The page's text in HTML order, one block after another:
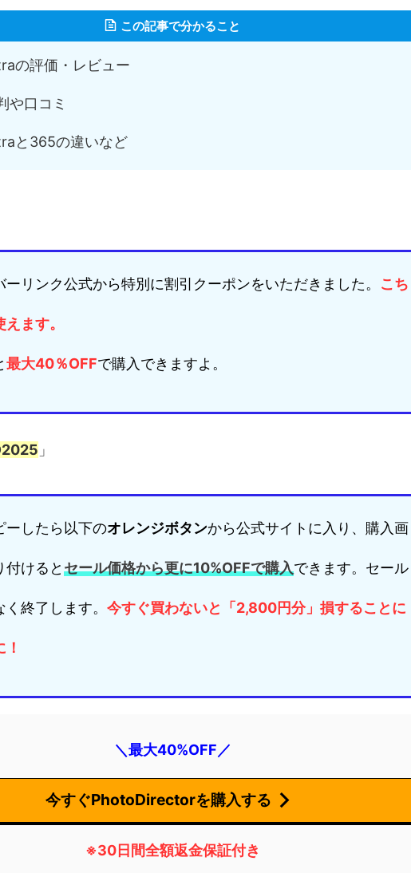
この記事で分かること
の評価・レビュー
や口コミ
と365の違いなど
リンク公式から特別に割引クーポンをいただきました。 こち
えます。
最大40％OFFで購入できますよ。
」
ーしたら以下のオレンジボタンから公式サイトに入り、購入画
付けるとセール価格から更に10%OFFで購入できます。セール
終了します。 今すぐ買わないと「2,800円分」損することに
＼最大40%OFF／
今すぐPhotoDirectorを購入する
※30日間全額返金保証付き